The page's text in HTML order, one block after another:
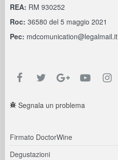
REA: RM 930252
Roc: 36580 del 5 maggio 2021
Pec: mdcomunication@legalmail.it
Segnala un problema
Firmato DoctorWine
Degustazioni